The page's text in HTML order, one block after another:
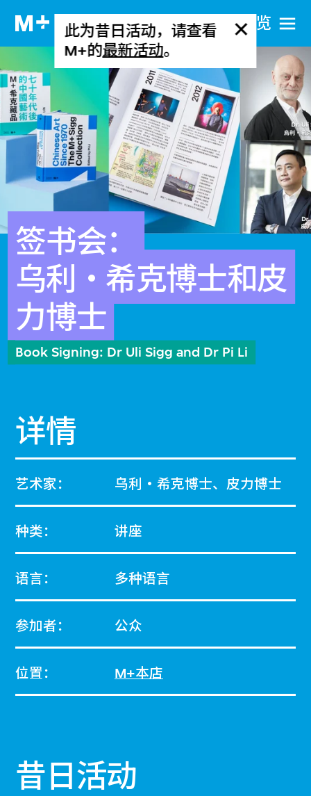
网站导览
此为昔日活动，请查看
M+的最新活动。
签书会：
乌利・希克博士和皮
力博士
Book Signing: Dr Uli Sigg and Dr Pi Li
详情
艺术家： 乌利・希克博士、皮力博士
种类： 讲座
语言： 多种语言
参加者： 公众
位置： M+本店
昔日活动